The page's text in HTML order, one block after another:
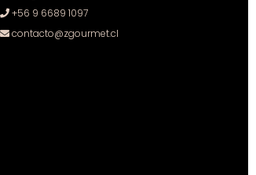
+56 9 6689 1097
contacto@zgourmet.cl